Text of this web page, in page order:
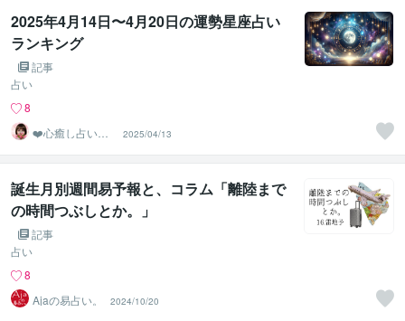
2025年4月14日〜4月20日の運勢星座占い
ランキング
記事
占い
8
❤️心癒し占い師
❤️ ほしのあゆ
み
2025/04/13
誕生月別週間易予報と、コラム「離陸まで
の時間つぶしとか。」
記事
占い
8
Ajaの易占い。
2024/10/20